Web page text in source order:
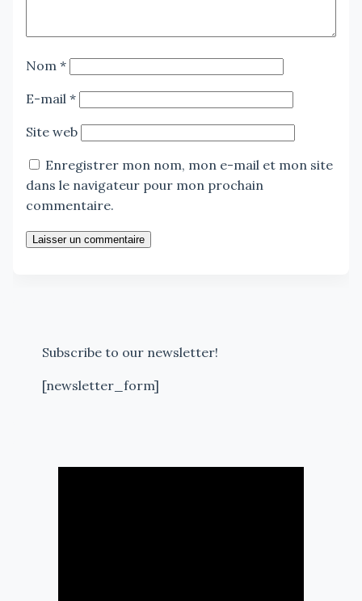
Nom *
E-mail *
Site web
Enregistrer mon nom, mon e-mail et mon site
dans le navigateur pour mon prochain
commentaire.
Laisser un commentaire
Subscribe to our newsletter!
[newsletter_form]